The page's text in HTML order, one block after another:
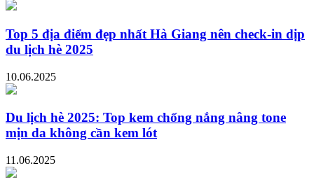
Top 5 địa điểm đẹp nhất Hà Giang nên check-in dịp
du lịch hè 2025
10.06.2025
Du lịch hè 2025: Top kem chống nắng nâng tone
mịn da không cần kem lót
11.06.2025